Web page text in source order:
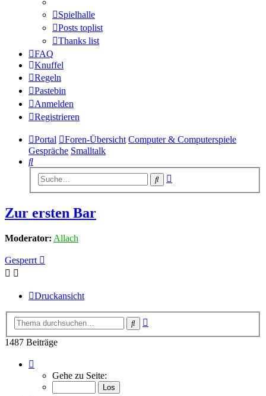
Spielhalle
Posts toplist
Thanks list
FAQ
Knuffel
Regeln
Pastebin
Anmelden
Registrieren
Portal Foren-Übersicht Computer & Computerspiele
Gespräche Smalltalk
Suche
Suche
Zur ersten Bar
Moderator: Allach
Gesperrt
Druckansicht
Suche
1487 Beiträge
97
von
Gehe zu Seite: